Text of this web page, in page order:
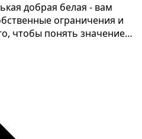
добрая белая - вам
ограничения и
чтобы понять значение